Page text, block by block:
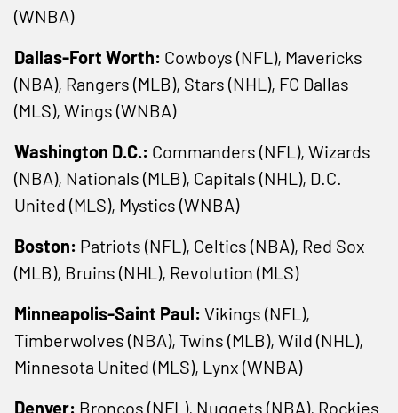
(WNBA)
Dallas-Fort Worth: Cowboys (NFL), Mavericks
(NBA), Rangers (MLB), Stars (NHL), FC Dallas
(MLS), Wings (WNBA)
Washington D.C.: Commanders (NFL), Wizards
(NBA), Nationals (MLB), Capitals (NHL), D.C.
United (MLS), Mystics (WNBA)
Boston: Patriots (NFL), Celtics (NBA), Red Sox
(MLB), Bruins (NHL), Revolution (MLS)
Minneapolis-Saint Paul: Vikings (NFL),
Timberwolves (NBA), Twins (MLB), Wild (NHL),
Minnesota United (MLS), Lynx (WNBA)
Denver: Broncos (NFL), Nuggets (NBA), Rockies